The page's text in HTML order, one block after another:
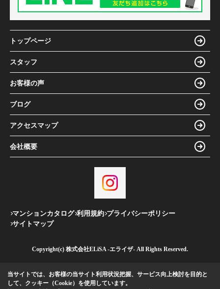
トップページ
スタッフ
お客様の声
ブログ
アクセスマップ
会社概要
マンションカタログ 利用規約 プライバシーポリシー
サイトマップ
Copyright(c) 株式会社ELiSA -エライザ- All Rights Reserved.
当サイトでは、お客様の当サイト利用状況把握、サービス向上検討を目的と
して、クッキー（Cookie）を使用しています。